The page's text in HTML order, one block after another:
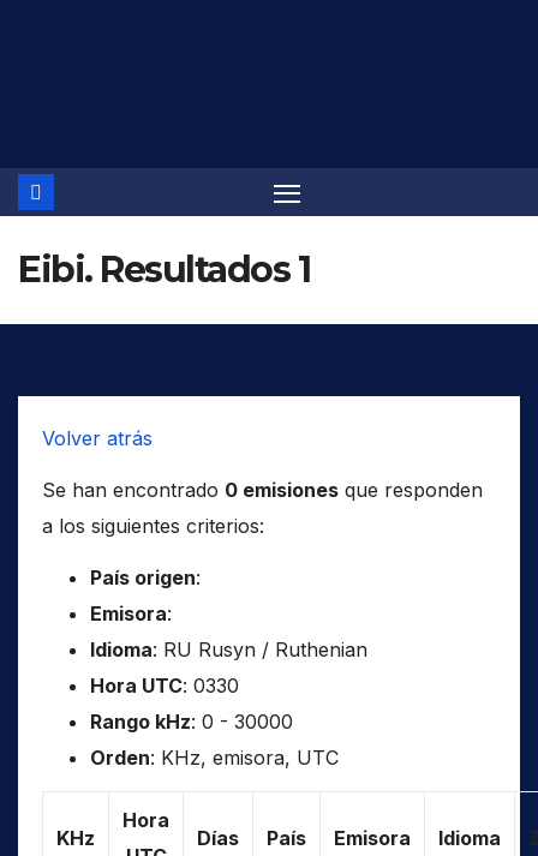
Eibi. Resultados 1
Volver atrás
Se han encontrado 0 emisiones que responden
a los siguientes criterios:
País origen:
Emisora:
Idioma: RU Rusyn / Ruthenian
Hora UTC: 0330
Rango kHz: 0 - 30000
Orden: KHz, emisora, UTC
KHz
Hora
Días País Emisora Idioma